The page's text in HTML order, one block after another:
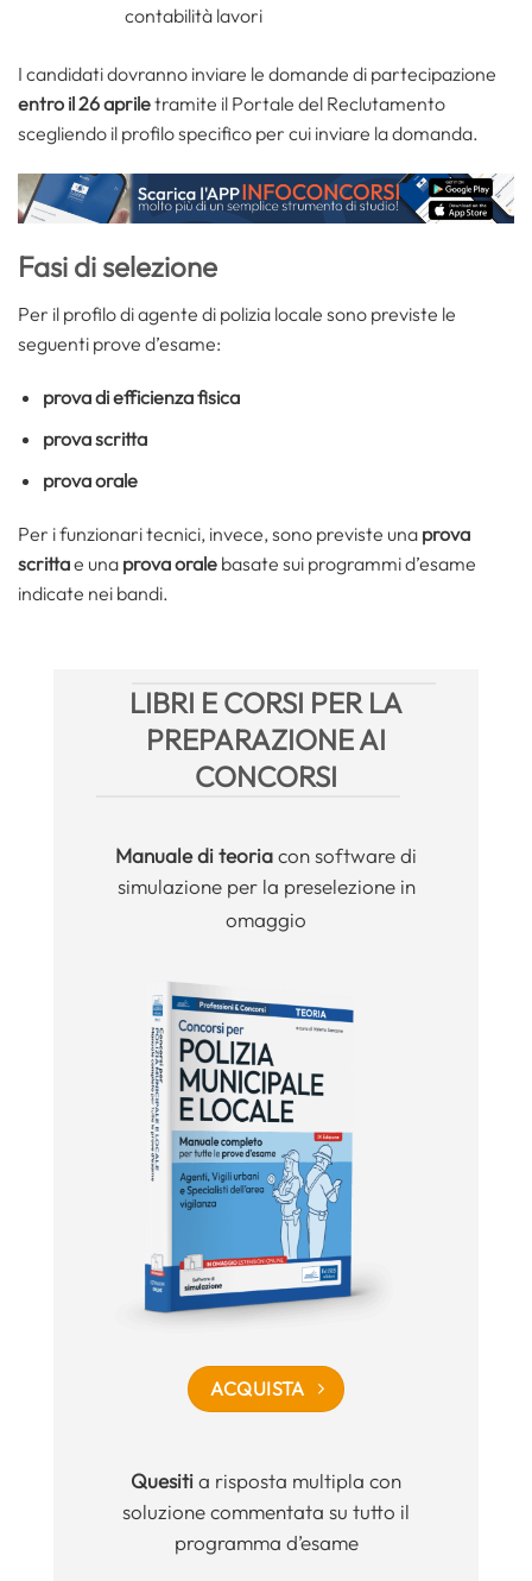
contabilità lavori
I candidati dovranno inviare le domande di partecipazione
entro il 26 apriletramite il Portale del Reclutamento
scegliendo il profilo specifico per cui inviare la domanda.
Fasi di selezione
Per il profilo di agente di polizia locale sono previste le
seguenti prove d’esame:
prova di efficienza fisica
prova scritta
prova orale
Per i funzionari tecnici, invece, sono previste una prova
scrittae una prova orale basate sui programmi d’esame
indicate nei bandi.
LIBRI E CORSI PER LA
PREPARAZIONE AI
CONCORSI
Manualedi teoriacon software di
simulazione per la preselezione in
omaggio
ACQUISTA
Quesitia risposta multipla con
soluzione commentata su tutto il
programma d’esame